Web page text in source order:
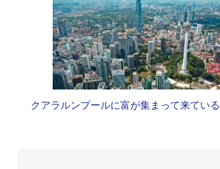
クアラルンプールに富が集まって来ている